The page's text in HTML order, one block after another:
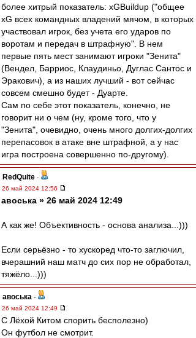
более хитрый показатель: xGBuildup ("общее
xG всех командных владений мячом, в которых
участвовал игрок, без учета его ударов по
воротам и передач в штрафную". В нем
первые пять мест занимают игроки "Зенита"
(Вендел, Барриос, Клаудиньо, Дуглас Сантос и
Эракович), а из наших лучший - вот сейчас
совсем смешно будет - Дуарте.
Сам по себе этот показатель, конечно, не
говорит ни о чем (ну, кроме того, что у
"Зенита", очевидно, очень много долгих-долгих
перепасовок в атаке вне штрафной, а у нас
игра построена совершенно по-другому).
RedQuite -
26 май 2024 12:56
авоська » 26 май 2024 12:49
А как же! Объективность - основа анализа...)))
Если серьёзно - то хускоред что-то заглючил,
вчерашний наш матч до сих пор не обработал,
тяжёло...)))
авоська -
26 май 2024 12:49
С Лёхой Китом спорить бесполезно)
Он футбол не смотрит.